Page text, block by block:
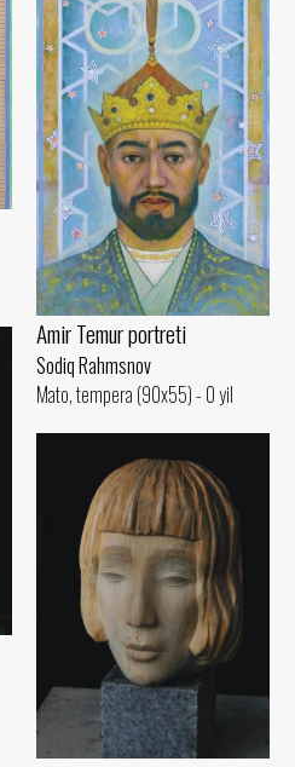
Amir Temur portreti
Sodiq Rahmsnov
Mato, tempera (90x55) - 0 yil